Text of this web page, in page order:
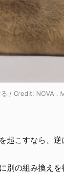
る / Credit: NOVA .
起こすなら、
別の組み換え